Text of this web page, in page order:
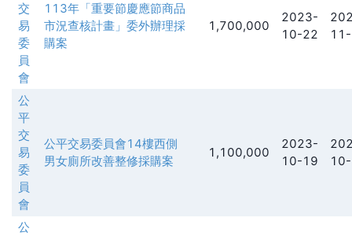
交
易
委
員
會
113年「重要節慶應節商品
市況查核計畫」委外辦理採
購案
1,700,000
2023-
10-22
公
平
交
易
委
員
會
公平交易委員會14樓西側
男女廁所改善整修採購案
1,100,000
2023-
10-19
公